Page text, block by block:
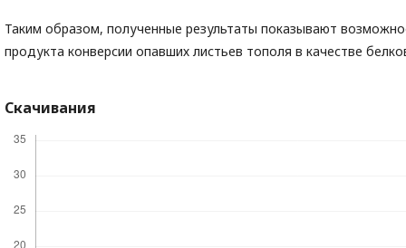
Таким образом, полученные результаты показывают
продукта конверсии опавших листьев тополя в качестве
Скачивания